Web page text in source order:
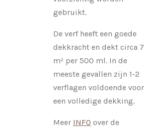
gebruikt.
De verf heeft een goede
dekkracht en dekt circa 7
m² per 500 ml. In de
meeste gevallen zijn 1-2
verflagen voldoende voor
een volledige dekking.
Meer INFO over de